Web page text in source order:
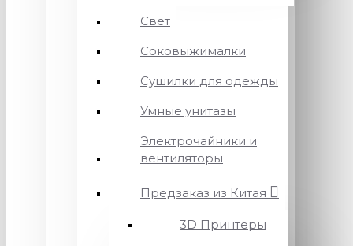
Свет
Соковыжималки
Сушилки для одежды
Умные унитазы
Электрочайники и
вентиляторы
Предзаказ из Китая
3D Принтеры